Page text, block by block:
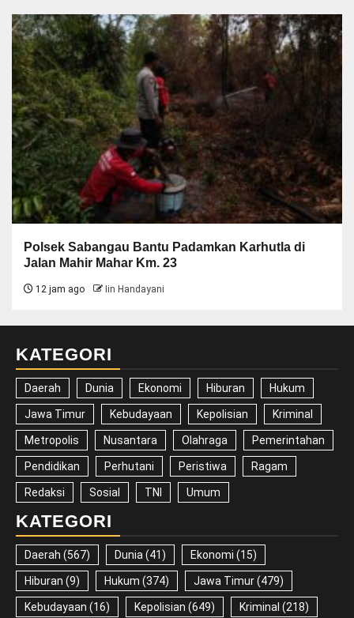
Polsek Sabangau Bantu Padamkan Karhutla di
Jalan Mahir Mahar Km. 23
12 jam ago Iin Handayani
KATEGORI
Daerah Dunia Ekonomi Hiburan Hukum
Jawa Timur Kebudayaan Kepolisian Kriminal
Metropolis Nusantara Olahraga Pemerintahan
Pendidikan Perhutani Peristiwa Ragam
Redaksi Sosial TNI Umum
KATEGORI
Daerah (567) Dunia (41) Ekonomi (15)
Hiburan (9) Hukum (374) Jawa Timur(479)
Kebudayaan (16) Kepolisian (649) Kriminal (218)